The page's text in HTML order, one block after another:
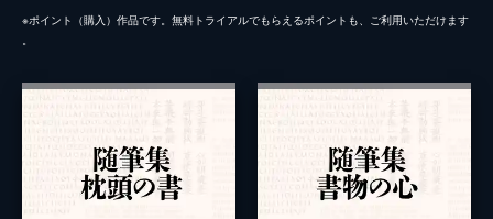
※ポイント（購⼊）作品です。無料トライアルでもらえるポイントも、ご利⽤いただけます